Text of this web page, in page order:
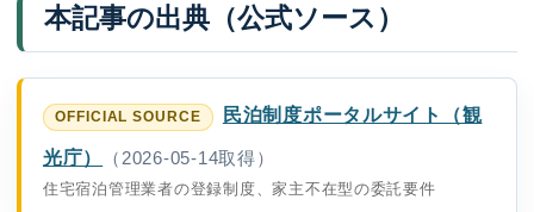
本記事の出典（公式ソース）
民泊制度ポータルサイト（観
光庁）
（2026-05-14取得）
住宅宿泊管理業者の登録制度、家主不在型の委託要件